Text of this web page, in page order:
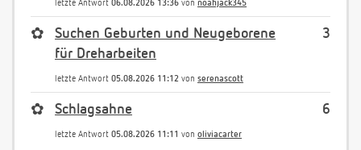
letzte Antwort 06.08.2026 13:36 von noahjack345
3
✿
Suchen Geburten und Neugeborene
für Dreharbeiten
letzte Antwort 05.08.2026 11:12 von serenascott
6
✿ Schlagsahne
letzte Antwort 05.08.2026 11:11 von oliviacarter